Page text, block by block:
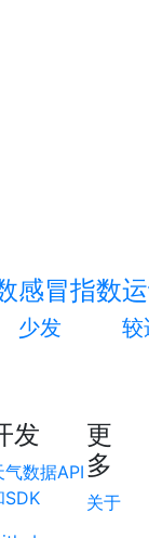
感冒指数
少发 较
发
气数据API
SDK
更
多
关于